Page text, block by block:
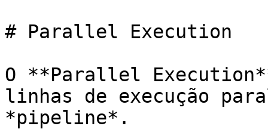
# Parallel Execution
O **Parallel
linhas de execução
*pipeline*.